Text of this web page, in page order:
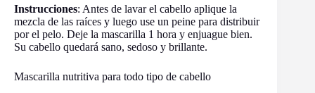
Instrucciones: Antes de lavar el cabello aplique la
mezcla de las raíces y luego use un peine para distribuir
por el pelo. Deje la mascarilla 1 hora y enjuague bien.
Su cabello quedará sano, sedoso y brillante.
Mascarilla nutritiva para todo tipo de cabello